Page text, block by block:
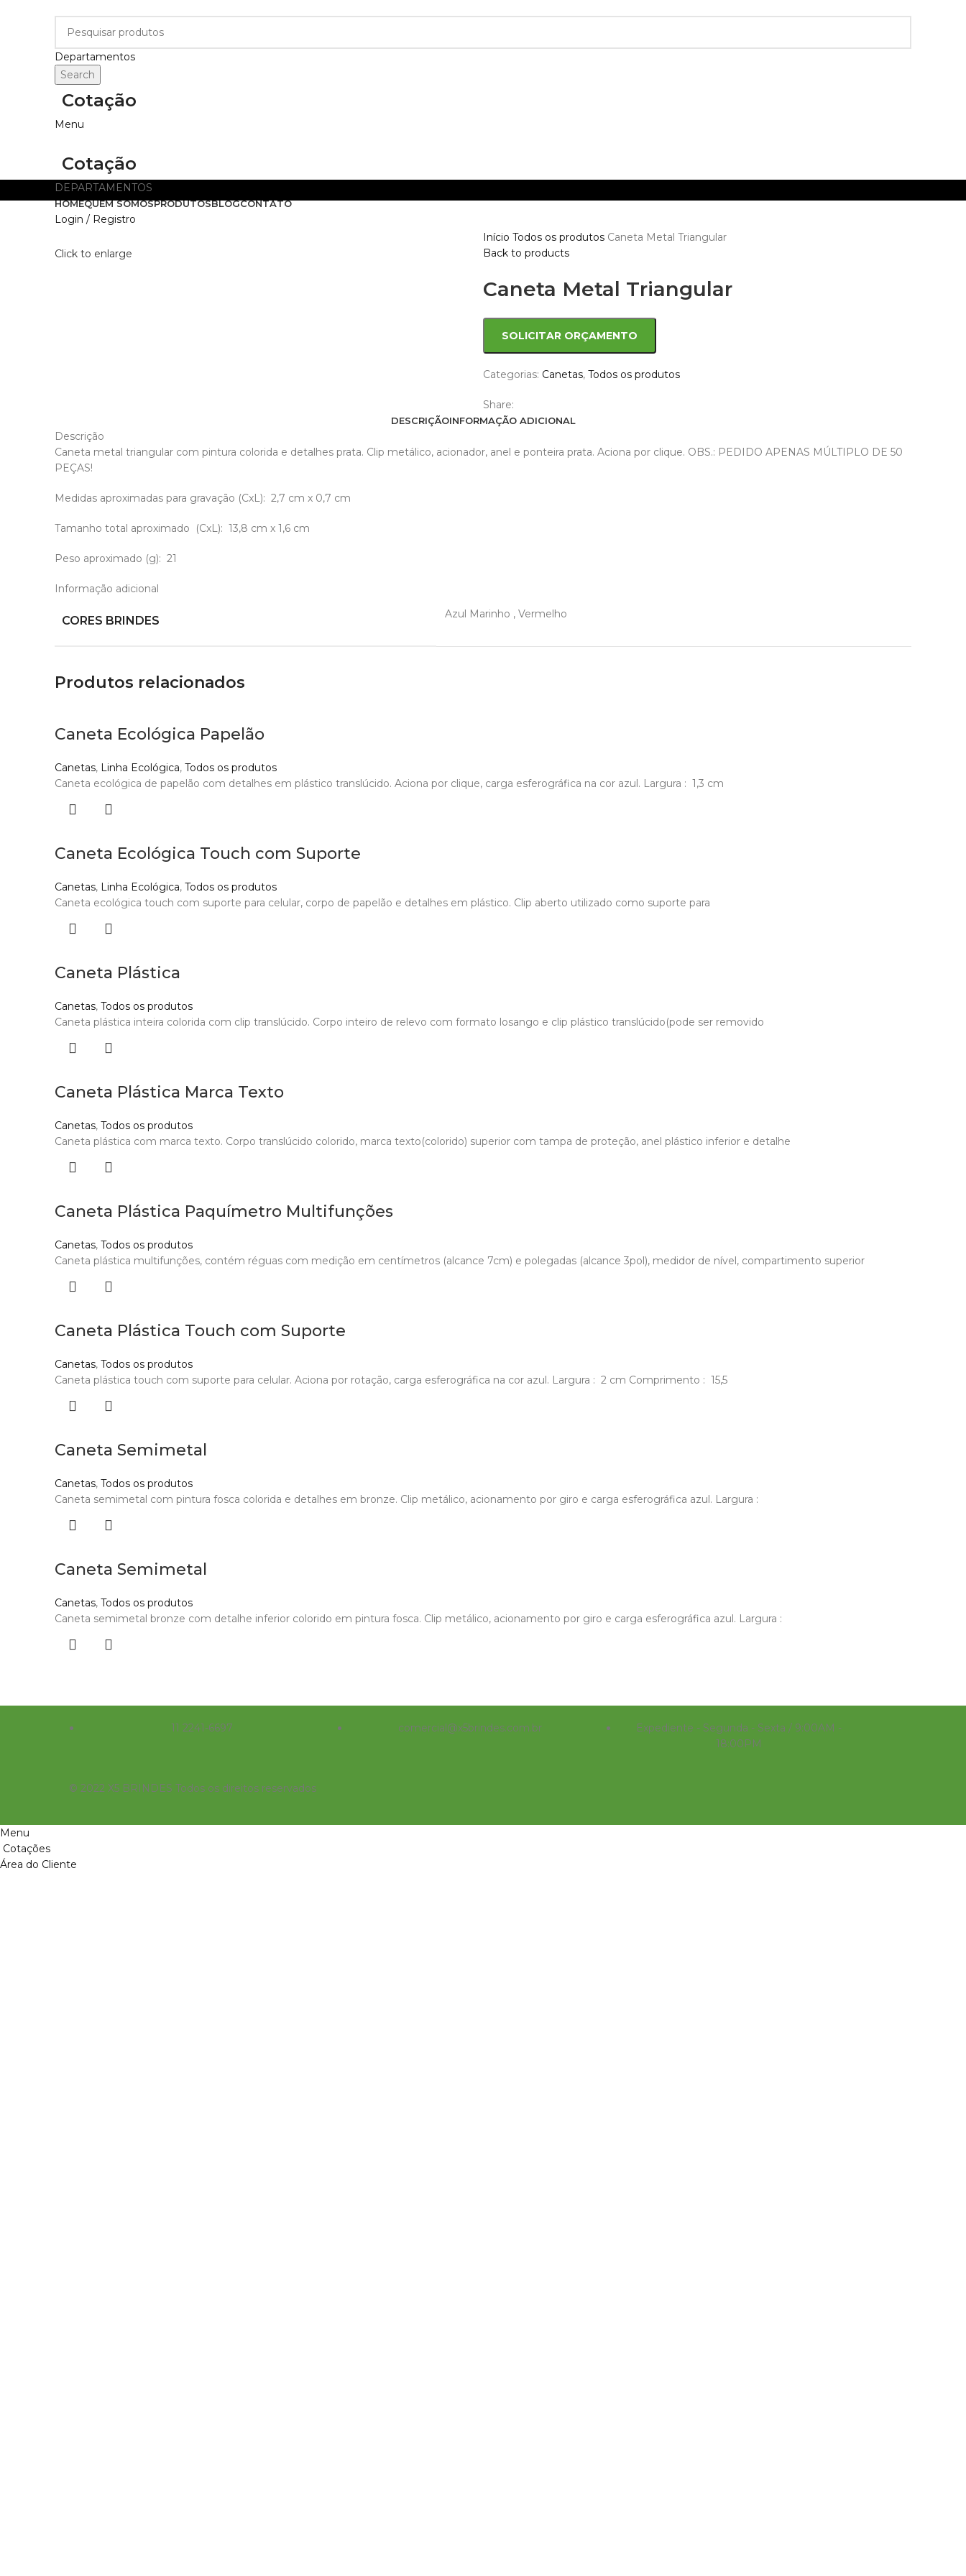
Departamentos
Search
Cotação
Menu
Cotação
DEPARTAMENTOS
HOMEQUEM SOMOSPRODUTOSBLOGCONTATO
Login / Registro
Click to enlarge
Início Todos os produtos Caneta Metal Triangular
Back to products
Caneta Metal Triangular
SOLICITAR ORÇAMENTO
Categorias: Canetas, Todos os produtos
Share:
DESCRIÇÃOINFORMAÇÃO ADICIONAL
Descrição
Caneta metal triangular com pintura colorida e detalhes prata. Clip metálico, acionador, anel e ponteira prata. Aciona por clique. OBS.: PEDIDO APENAS MÚLTIPLO DE 50
PEÇAS!
Medidas aproximadas para gravação (CxL): 2,7 cm x 0,7 cm
Tamanho total aproximado (CxL): 13,8 cm x 1,6 cm
Peso aproximado (g): 21
Informação adicional
CORES BRINDES Azul Marinho , Vermelho
Produtos relacionados
Caneta Ecológica Papelão
Canetas, Linha Ecológica, Todos os produtos
Caneta ecológica de papelão com detalhes em plástico translúcido. Aciona por clique, carga esferográfica na cor azul. Largura : 1,3 cm
Caneta Ecológica Touch com Suporte
Canetas, Linha Ecológica, Todos os produtos
Caneta ecológica touch com suporte para celular, corpo de papelão e detalhes em plástico. Clip aberto utilizado como suporte para
Caneta Plástica
Canetas, Todos os produtos
Caneta plástica inteira colorida com clip translúcido. Corpo inteiro de relevo com formato losango e clip plástico translúcido(pode ser removido
Caneta Plástica Marca Texto
Canetas, Todos os produtos
Caneta plástica com marca texto. Corpo translúcido colorido, marca texto(colorido) superior com tampa de proteção, anel plástico inferior e detalhe
Caneta Plástica Paquímetro Multifunções
Canetas, Todos os produtos
Caneta plástica multifunções, contém réguas com medição em centímetros (alcance 7cm) e polegadas (alcance 3pol), medidor de nível, compartimento superior
Caneta Plástica Touch com Suporte
Canetas, Todos os produtos
Caneta plástica touch com suporte para celular. Aciona por rotação, carga esferográfica na cor azul. Largura : 2 cm Comprimento : 15,5
Caneta Semimetal
Canetas, Todos os produtos
Caneta semimetal com pintura fosca colorida e detalhes em bronze. Clip metálico, acionamento por giro e carga esferográfica azul. Largura :
Caneta Semimetal
Canetas, Todos os produtos
Caneta semimetal bronze com detalhe inferior colorido em pintura fosca. Clip metálico, acionamento por giro e carga esferográfica azul. Largura :
11 2241-6697 comercial@x5brindes.com.br
Expediente - Segunda - Sexta / 9:00AM -
18:00PM
© 2022 X5 BRINDES Todos os direitos reservados
Menu
Cotações
Área do Cliente